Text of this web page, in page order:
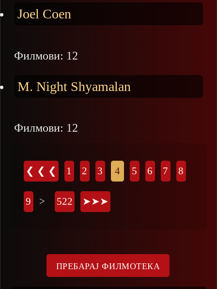
Joel Coen
Филмови: 12
M. Night Shyamalan
Филмови: 12
❮ ❮ ❮ 1 2 3 4 5 6 7 8
9 > 522 ➤➤➤